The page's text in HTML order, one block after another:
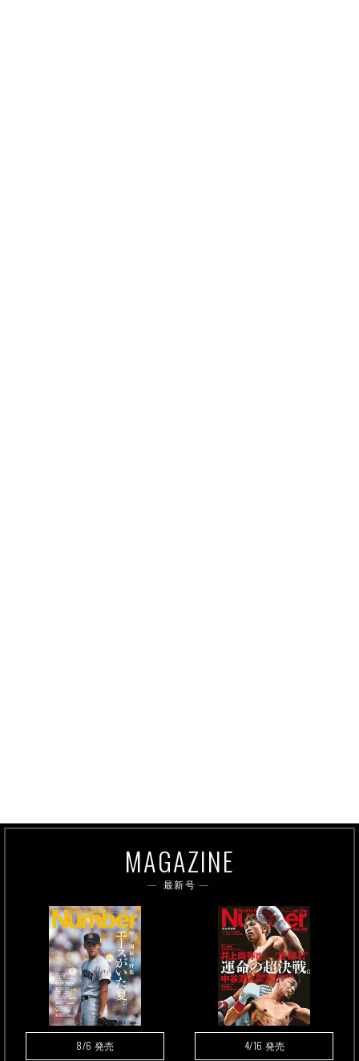
MAGAZINE
最新号
8/6 発売 4/16 発売